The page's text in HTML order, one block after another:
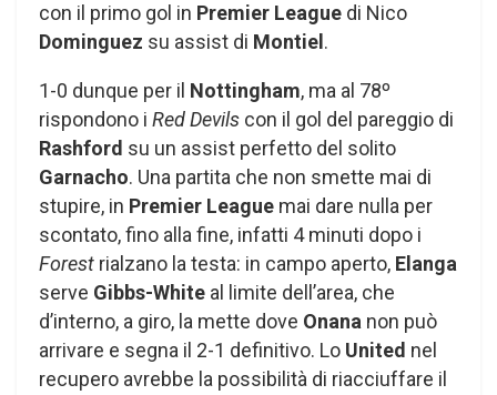
con il primo gol in Premier League di Nico
Dominguez su assist di Montiel .
1-0 dunque per il Nottingham, ma al 78º
rispondono i Red Devils con il gol del pareggio di
Rashford su un assist perfetto del solito
Garnacho. Una partita che non smette mai di
stupire, in Premier League mai dare nulla per
scontato, fino alla fine, infatti 4 minuti dopo i
Forest rialzano la testa: in campo aperto, Elanga
serve Gibbs-White al limite dell’area, che
d’interno, a giro, la mette dove Onana non può
arrivare e segna il 2-1 definitivo. Lo United nel
recupero avrebbe la possibilità di riacciuffare il